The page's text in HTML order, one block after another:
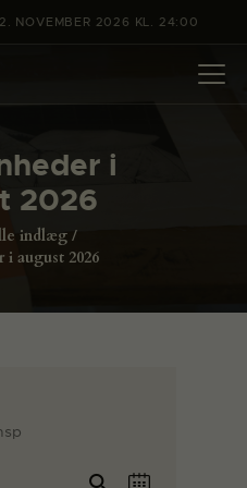
NOVEMBER 2026 KL. 24:00
i
2026
indlæg
i august 2026
B
Sø B